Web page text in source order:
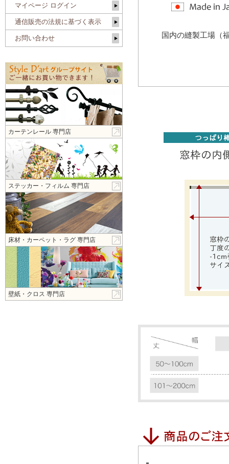
国内の縫製工場（
マイページ ログイン
通信販売の法規に基づく表示
お問い合わせ
カーテンレール 専門店
ステッカー・フィルム 専門店
床材・カーペット・ラグ 専門店
壁紙・クロス 専門店